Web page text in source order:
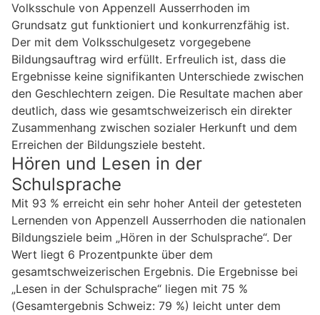
Volksschule von Appenzell Ausserrhoden im
Grundsatz gut funktioniert und konkurrenzfähig ist.
Der mit dem Volksschulgesetz vorgegebene
Bildungsauftrag wird erfüllt. Erfreulich ist, dass die
Ergebnisse keine signifikanten Unterschiede zwischen
den Geschlechtern zeigen. Die Resultate machen aber
deutlich, dass wie gesamtschweizerisch ein direkter
Zusammenhang zwischen sozialer Herkunft und dem
Erreichen der Bildungsziele besteht.
Hören und Lesen in der
Schulsprache
Mit 93 % erreicht ein sehr hoher Anteil der getesteten
Lernenden von Appenzell Ausserrhoden die nationalen
Bildungsziele beim „Hören in der Schulsprache“. Der
Wert liegt 6 Prozentpunkte über dem
gesamtschweizerischen Ergebnis. Die Ergebnisse bei
„Lesen in der Schulsprache“ liegen mit 75 %
(Gesamtergebnis Schweiz: 79 %) leicht unter dem